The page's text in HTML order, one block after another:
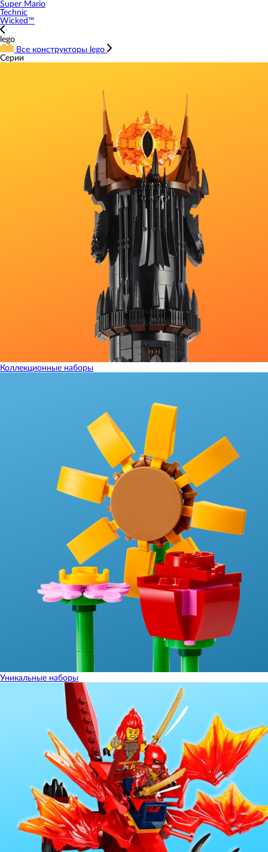
Super Mario
Technic
Wicked™
lego
Все конструкторы lego
Серии
Коллекционные наборы
Уникальные наборы